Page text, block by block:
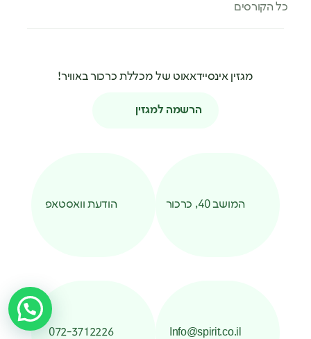
כל הקורסים
מגזין אינסיידאאוט של מכללת כרכור באוויר!
הרשמה למגזין
המושב 40, כרכור הודעת וואסטאפ
Info@spirit.co.il
072-3712226